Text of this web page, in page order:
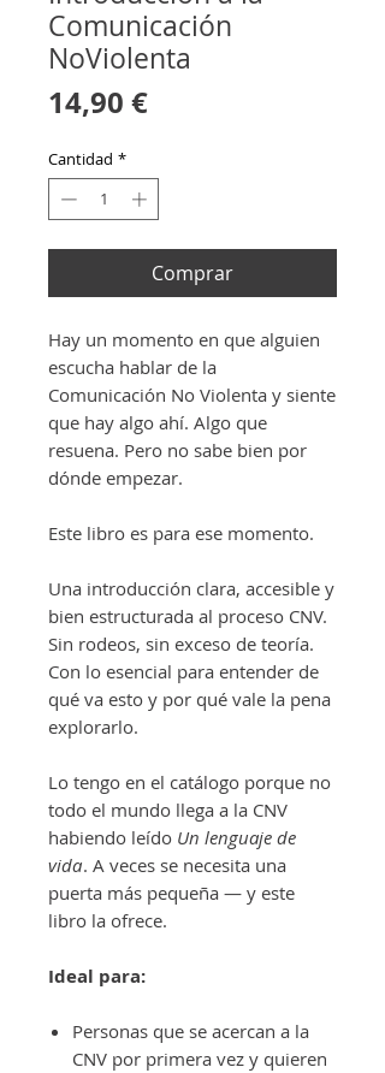
Comunicación
NoViolenta
14,90 €Precio
Cantidad *
Comprar
Hay un momento en que alguien
escucha hablar de la
Comunicación No Violenta y siente
que hay algo ahí. Algo que
resuena. Pero no sabe bien por
dónde empezar.
Este libro es para ese momento.
Una introducción clara, accesible y
bien estructurada al proceso CNV.
Sin rodeos, sin exceso de teoría.
Con lo esencial para entender de
qué va esto y por qué vale la pena
explorarlo.
Lo tengo en el catálogo porque no
todo el mundo llega a la CNV
habiendo leído Un lenguaje de
vida. A veces se necesita una
puerta más pequeña — y este
libro la ofrece.
Ideal para:
Personas que se acercan a la
CNV por primera vez y quieren